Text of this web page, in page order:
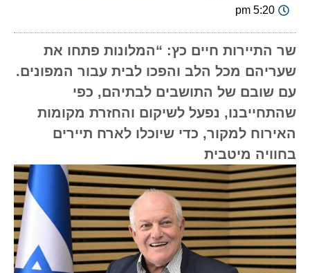
5:20 pm
שר התיירות חיים כץ: “המלונות פתחו את
שעריהם מכל הלב והפכו לבית עבור המפונים.
עם שובם של התושבים לבתיהם, כפי
שהתחייבנו, נפעל לשיקום והחזרת מקומות
האירוח למקור, כדי שיוכלו לארח תיירים
בחוויה מיטבית